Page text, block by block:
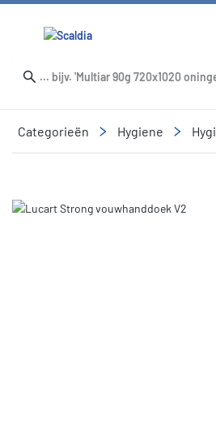
Categorieën Hygiene
Slide 1 of 1